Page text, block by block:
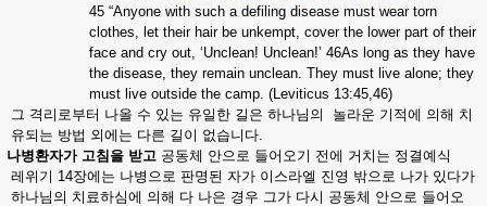
45 “Anyone with such a defiling disease must wear torn
clothes, let their hair be unkempt, cover the lower part of their
face and cry out, ‘Unclean! Unclean!’ 46As long as they have
the disease, they remain unclean. They must live alone; they
must live outside the camp. (Leviticus 13:45,46)
그 격리로부터 나올 수 있는 유일한 길은 하나님의 놀라운 기적에 의해 치
유되는 방법 외에는 다른 길이 없습니다.
나병환자가 고침을 받고 공동체 안으로 들어오기 전에 거치는 정결예식
레위기 14장에는 나병으로 판명된 자가 이스라엘 진영 밖으로 나가 있다가
하나님의 치료하심에 의해 다 나은 경우 그가 다시 공동체 안으로 들어오